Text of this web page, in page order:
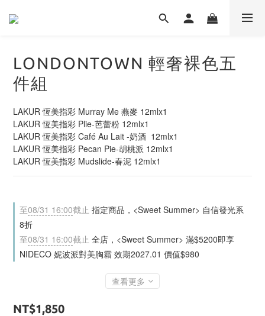
LONDONTOWN 輕奢裸色五
件組
LAKUR 恆美指彩 Murray Me 燕麥 12mlx1
LAKUR 恆美指彩 Plie-芭蕾粉 12mlx1
LAKUR 恆美指彩 Café Au Lait -奶酒  12mlx1
LAKUR 恆美指彩 Pecan Pie-胡桃派 12mlx1
LAKUR 恆美指彩 Mudslide-春泥 12mlx1
至08/31 16:00截止 指定商品，<Sweet Summer> 自信發光系
8折
至08/31 16:00截止 全店，<Sweet Summer> 滿$5200即享
NIDECO 妮波派對美胸霜 效期2027.01 價值$980
查看更多
NT$1,850